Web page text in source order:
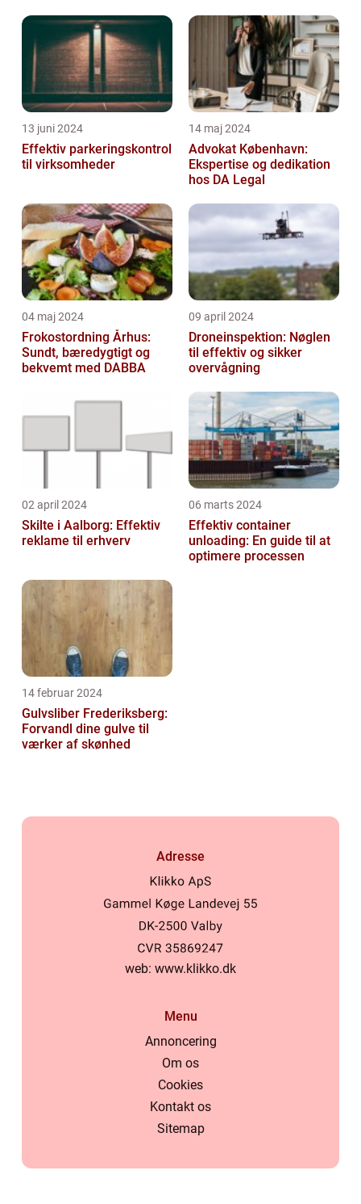
13 juni 2024
Effektiv parkeringskontrol
til virksomheder
14 maj 2024
Advokat København:
Ekspertise og dedikation
hos DA Legal
04 maj 2024
Frokostordning Århus:
Sundt, bæredygtigt og
bekvemt med DABBA
09 april 2024
Droneinspektion: Nøglen
til effektiv og sikker
overvågning
02 april 2024
Skilte i Aalborg: Effektiv
reklame til erhverv
06 marts 2024
Effektiv container
unloading: En guide til at
optimere processen
14 februar 2024
Gulvsliber Frederiksberg:
Forvandl dine gulve til
værker af skønhed
Adresse
web: www.klikko.dk
Menu
Annoncering
Om os
Cookies
Kontakt os
Sitemap